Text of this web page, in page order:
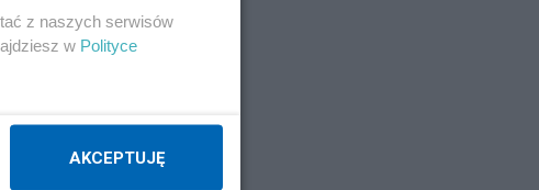
z naszych serwisów
w Polityce
AKCEPTUJĘ